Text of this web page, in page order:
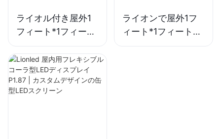
ライオル付き屋外1
フィート*1フィート
LEDディスプレイ簡
単なインストール
P9.5 IP68ビルボー
ド
ライオンで屋外1フ
ィート*1フィート
LEDディスプレイ